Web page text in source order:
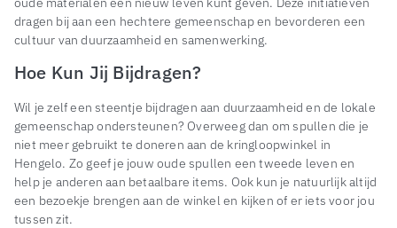
dragen bij aan een hechtere gemeenschap en bevorderen een
cultuur van duurzaamheid en samenwerking.
Hoe Kun Jij Bijdragen?
Wil je zelf een steentje bijdragen aan duurzaamheid en de lokale
gemeenschap ondersteunen? Overweeg dan om spullen die je
niet meer gebruikt te doneren aan de kringloopwinkel in
Hengelo. Zo geef je jouw oude spullen een tweede leven en
help je anderen aan betaalbare items. Ook kun je natuurlijk altijd
een bezoekje brengen aan de winkel en kijken of er iets voor jou
tussen zit.